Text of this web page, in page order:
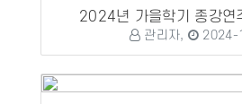
2024년 가을학기 종강연
관리자, 2024-